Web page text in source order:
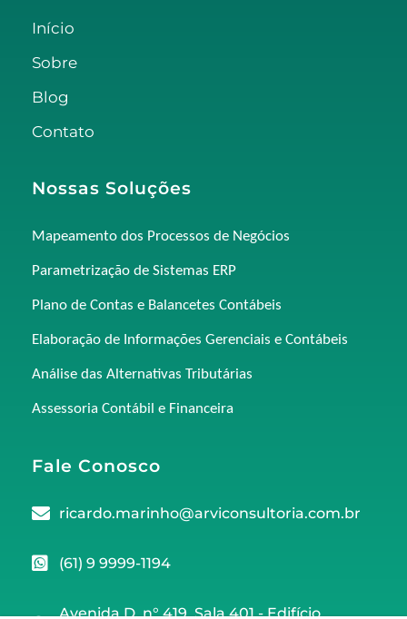
Início
Sobre
Blog
Contato
Nossas Soluções
Mapeamento dos Processos de Negócios
Parametrização de Sistemas ERP
Plano de Contas e Balancetes Contábeis
Elaboração de Informações Gerenciais e Contábeis
Análise das Alternativas Tributárias
Assessoria Contábil e Financeira
Fale Conosco
ricardo.marinho@arviconsultoria.com.br
(61) 9 9999-1194
Avenida D, n° 419, Sala 401 - Edifício